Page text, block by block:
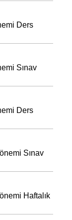
Ders
Sınav
Ders